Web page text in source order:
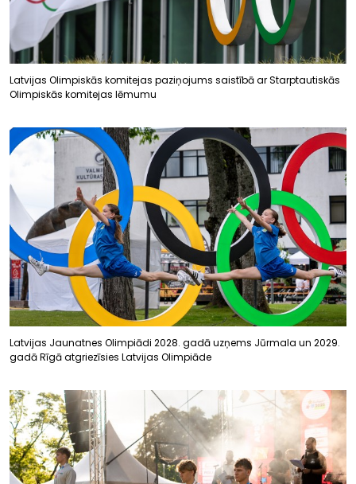
Latvijas Olimpiskās komitejas paziņojums saistībā ar Starptautiskās
Olimpiskās komitejas lēmumu
Latvijas Jaunatnes Olimpiādi 2028. gadā uzņems Jūrmala un 2029.
gadā Rīgā atgriezīsies Latvijas Olimpiāde